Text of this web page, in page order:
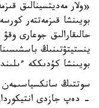
«ولار مەديتسينالىق
بويىنشا قىزمەتتەر
حالىقارالىق جوعارى
بويىنشا كۇدىككە
سوتتىڭ سانكسياسىمەن
- دەپ جازدى